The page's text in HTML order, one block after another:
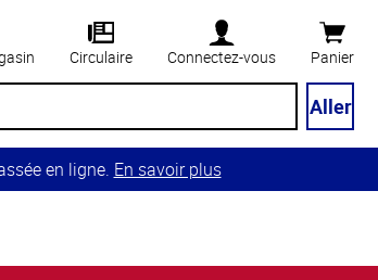
Circulaire Connectez-vous Panier
Aller
en ligne. En savoir plus